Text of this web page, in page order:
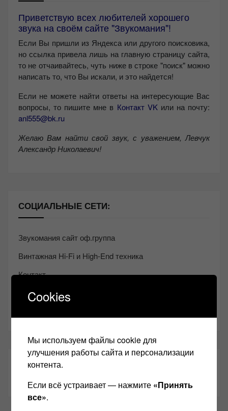
Приветствую всех любителей хорошего
звука на своём сайте "Звукомания"!
Если Вы пришли из Яндекса или другого поисковика,
но ссылка привела лишь на главную страницу сайта,
то не отчаивайтесь, чуть ниже в строке "поиск" можно
написать то, что Вы искали, и это найдется!
Если не можете найти ответы на интересующие Вас
вопросы, то пишите мне в Контакт VKили на почту:
anl555@bk.ru
Желаю Вам найти свой звук, с уважением, Левчук
Александр Николаевич!
СОЦИАЛЬНЫЕ СЕТИ:
Звукомания сайт оф.группа
Винтажная Hi-Fi и High-End техника
Контакт
Одноклассники
ТАКЖЕ ЧИТАЕМ:
Cookies
Мы используем файлы cookie для
улучшения работы сайта и персонализации
контента.
Если всё устраивает — нажмите «Принять
все».